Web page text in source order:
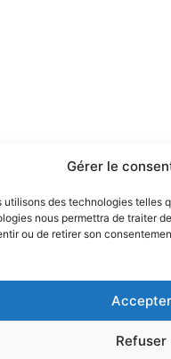
Gérer le
des technologies
nous permettra de traiter
ou de retirer son
Accepter
Refuser